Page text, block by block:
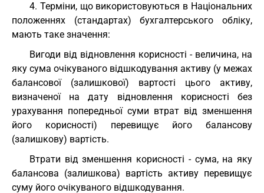
4. Терміни, що використовуються в Національних
положеннях (стандартах) бухгалтерського обліку,
мають таке значення:
Вигоди від відновлення корисності - величина, на
яку сума очікуваного відшкодування активу (у межах
балансової (залишкової) вартості цього активу,
визначеної на дату відновлення корисності без
урахування попередньої суми втрат від зменшення
його корисності) перевищує його балансову
(залишкову) вартість.
Втрати від зменшення корисності - сума, на яку
балансова (залишкова) вартість активу перевищує
суму його очікуваного відшкодування.